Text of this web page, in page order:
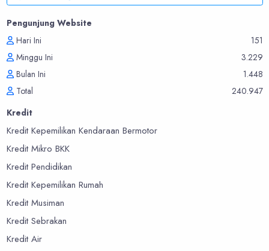
Pengunjung Website
Hari Ini
151
Minggu Ini
3.229
Bulan Ini
1.448
Total
240.947
Kredit
Kredit Kepemilikan Kendaraan Bermotor
Kredit Mikro BKK
Kredit Pendidikan
Kredit Kepemilikan Rumah
Kredit Musiman
Kredit Sebrakan
Kredit Air